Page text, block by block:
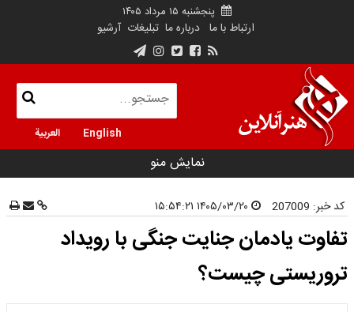
پنجشنبه ۱۵ مرداد ۱۴۰۵
ارتباط با ما درباره ما تبلیغات آرشیو
English العربية
نمایش منو
کد خبر: 207009
تفاوت یادمان جنایت جنگی با رویداد
تروریستی چیست؟